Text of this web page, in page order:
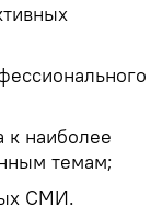
к наиболее
темам;
СМИ.